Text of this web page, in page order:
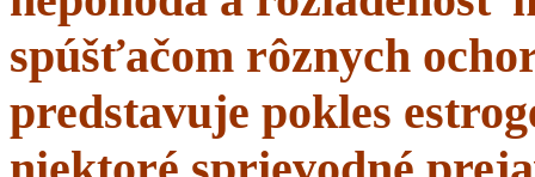
spúšťačom rôznych
predstavuje pokles